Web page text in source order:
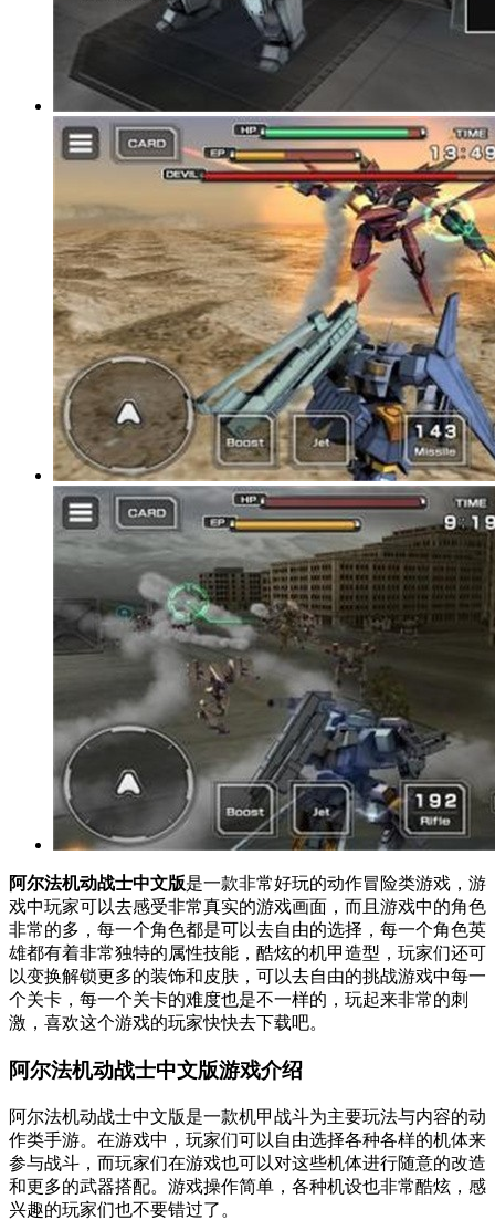
阿尔法机动战士中文版是一款非常好玩的动作冒险类游戏，游
戏中玩家可以去感受非常真实的游戏画面，而且游戏中的角色
非常的多，每一个角色都是可以去自由的选择，每一个角色英
雄都有着非常独特的属性技能，酷炫的机甲造型，玩家们还可
以变换解锁更多的装饰和皮肤，可以去自由的挑战游戏中每一
个关卡，每一个关卡的难度也是不一样的，玩起来非常的刺
激，喜欢这个游戏的玩家快快去下载吧。
阿尔法机动战士中文版游戏介绍
阿尔法机动战士中文版是一款机甲战斗为主要玩法与内容的动
作类手游。在游戏中，玩家们可以自由选择各种各样的机体来
参与战斗，而玩家们在游戏也可以对这些机体进行随意的改造
和更多的武器搭配。游戏操作简单，各种机设也非常酷炫，感
兴趣的玩家们也不要错过了。